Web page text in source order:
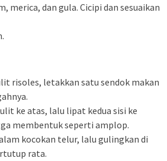
merica, dan gula. Cicipi dan sesuaikan
risoles, letakkan satu sendok makan
ke atas, lalu lipat kedua sisi ke
membentuk seperti amplop.
kocokan telur, lalu gulingkan di
rata.